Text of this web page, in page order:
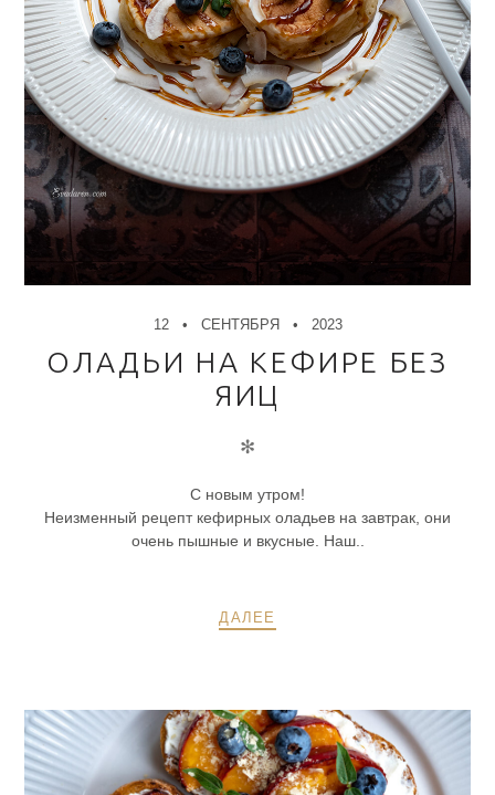
12 СЕНТЯБРЯ 2023
ОЛАДЬИ НА КЕФИРЕ БЕЗ
ЯИЦ
✻
С новым утром!
Неизменный рецепт кефирных оладьев на завтрак, они
очень пышные и вкусные. Наш..
ДАЛЕЕ